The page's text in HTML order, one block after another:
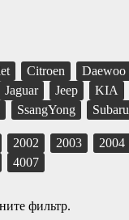
Citroen Daewoo
Jaguar Jeep KIA
SsangYong Subaru
2002 2003 2004
4007
фильтр.